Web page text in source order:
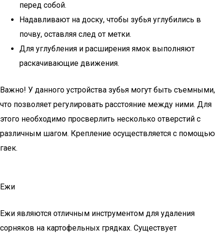
перед собой.
Надавливают на доску, чтобы зубья углубились в
почву, оставляя след от метки.
Для углубления и расширения ямок выполняют
раскачивающие движения.
Важно! У данного устройства зубья могут быть съемными,
что позволяет регулировать расстояние между ними. Для
этого необходимо просверлить несколько отверстий с
различным шагом. Крепление осуществляется с помощью
гаек.
Ежи
Ежи являются отличным инструментом для удаления
сорняков на картофельных грядках. Существует